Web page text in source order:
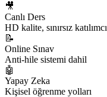
🎥
Canlı Ders
HD kalite, sınırsız katılımcı
📝
Online Sınav
Anti-hile sistemi dahil
🤖
Yapay Zeka
Kişisel öğrenme yolları